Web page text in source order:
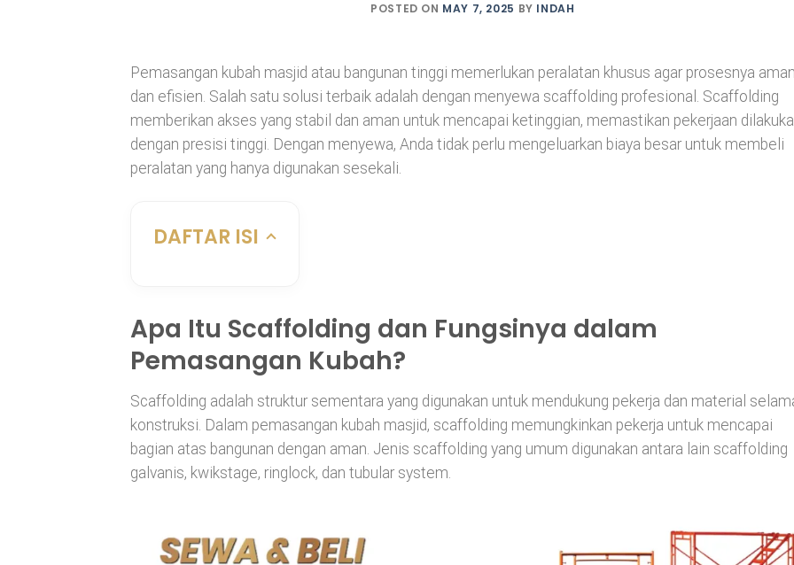
POSTED ON MAY 7, 2025 BY INDAH
Pemasangan kubah masjid atau bangunan tinggi memerlukan peralatan khusus agar prosesnya
dan efisien. Salah satu solusi terbaik adalah dengan menyewa scaffolding profesional. Scaffolding
memberikan akses yang stabil dan aman untuk mencapai ketinggian, memastikan pekerjaan
dengan presisi tinggi. Dengan menyewa, Anda tidak perlu mengeluarkan biaya besar untuk membeli
peralatan yang hanya digunakan sesekali.
DAFTAR ISI
Apa Itu Scaffolding dan Fungsinya dalam
Pemasangan Kubah?
Scaffolding adalah struktur sementara yang digunakan untuk mendukung pekerja dan material
konstruksi. Dalam pemasangan kubah masjid, scaffolding memungkinkan pekerja untuk mencapai
bagian atas bangunan dengan aman. Jenis scaffolding yang umum digunakan antara lain scaffolding
galvanis, kwikstage, ringlock, dan tubular system.